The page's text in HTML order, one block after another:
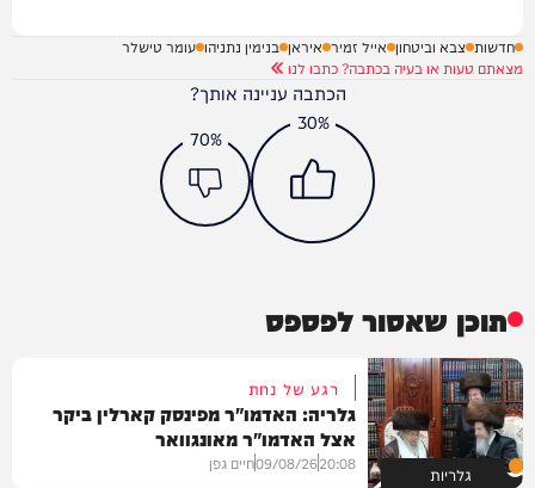
חדשות צבא וביטחון אייל זמיר איראן בנימין נתניהו עומר טישלר
מצאתם טעות או בעיה בכתבה? כתבו לנו
הכתבה עניינה אותך?
30%
70%
תוכן שאסור לפספס
גלריות
רגע של נחת
גלריה: האדמו"ר מפינסק קארלין ביקר
אצל האדמו"ר מאונגוואר
20:08
09/08/26חיים גפן